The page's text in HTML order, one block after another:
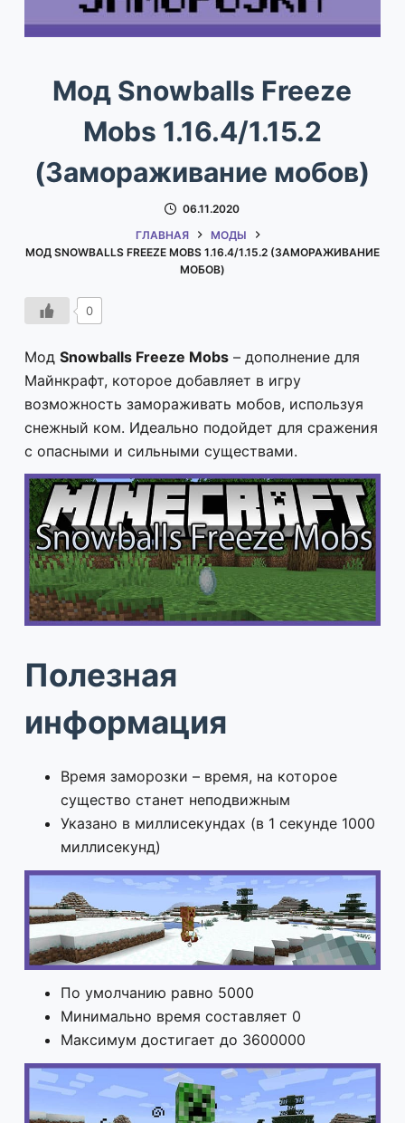
Мод Snowballs Freeze
Mobs 1.16.4/1.15.2
(Замораживание мобов)
06.11.2020
ГЛАВНАЯ
МОДЫ
МОД SNOWBALLS FREEZE MOBS 1.16.4/1.15.2 (ЗАМОРАЖИВАНИЕ
МОБОВ)
0
Мод Snowballs Freeze Mobs– дополнение для
Майнкрафт, которое добавляет в игру
возможность замораживать мобов, используя
снежный ком. Идеально подойдет для сражения
с опасными и сильными существами.
Полезная
информация
Время заморозки – время, на которое
существо станет неподвижным
Указано в миллисекундах (в 1 секунде 1000
миллисекунд)
По умолчанию равно 5000
Минимально время составляет 0
Максимум достигает до 3600000